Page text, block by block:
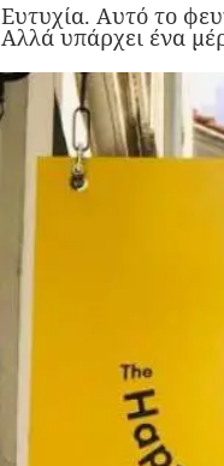
Ευτυχία. Αυτό το
Αλλά υπάρχει ένα